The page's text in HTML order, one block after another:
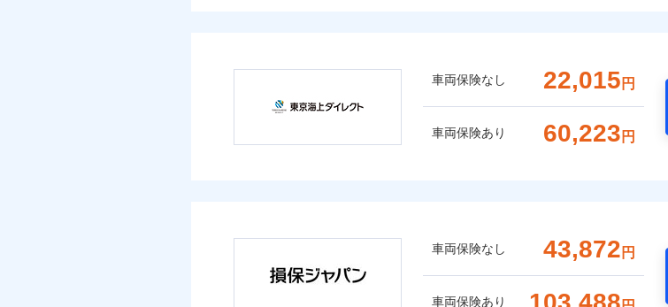
車両保険なし 22,015 円
車両保険あり 60,223 円
車両保険なし 43,872 円
車両保険あり